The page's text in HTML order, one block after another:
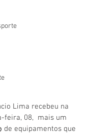
Lima recebeu na
feira, 08,  mais um
equipamentos que